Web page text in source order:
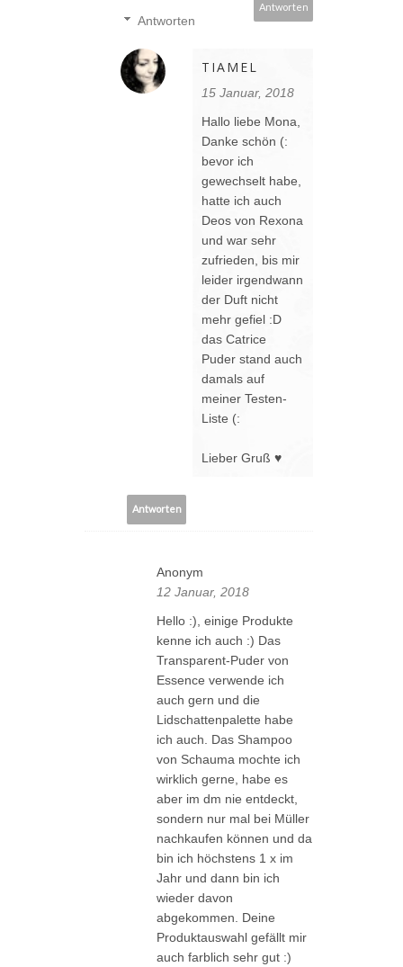
Antworten
Antworten
TIAMEL
15 Januar, 2018
Hallo liebe Mona,
Danke schön (:
bevor ich
gewechselt habe,
hatte ich auch
Deos von Rexona
und war sehr
zufrieden, bis mir
leider irgendwann
der Duft nicht
mehr gefiel :D
das Catrice
Puder stand auch
damals auf
meiner Testen-
Liste (:
Lieber Gruß ♥
Antworten
Anonym
12 Januar, 2018
Hello :), einige Produkte
kenne ich auch :) Das
Transparent-Puder von
Essence verwende ich
auch gern und die
Lidschattenpalette habe
ich auch. Das Shampoo
von Schauma mochte ich
wirklich gerne, habe es
aber im dm nie entdeckt,
sondern nur mal bei Müller
nachkaufen können und da
bin ich höchstens 1 x im
Jahr und dann bin ich
wieder davon
abgekommen. Deine
Produktauswahl gefällt mir
auch farblich sehr gut :)